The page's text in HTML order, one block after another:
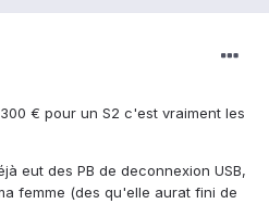
€ pour un S2 c'est vraiment les
eut des PB de deconnexion USB,
femme (des qu'elle aurat fini de